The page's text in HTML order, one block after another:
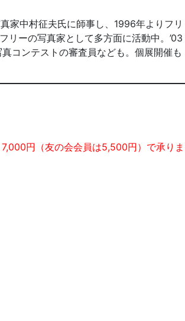
家中村征夫氏に師事し、1996年よりフリ
リーの写真家として多方面に活動中。’03
コンテストの審査員なども。個展開催も
円（友の会会員は5,500円）で承りま